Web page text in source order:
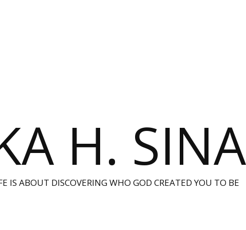
H.
IS ABOUT DISCOVERING WHO GOD CREATED YOU TO BE